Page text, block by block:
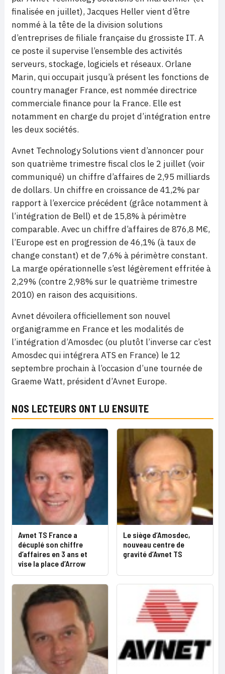
finalisée en juillet), Jacques Heller vient d’être
nommé à la tête de la division solutions
d’entreprises de filiale française du grossiste IT. A
ce poste il supervise l’ensemble des activités
serveurs, stockage, logiciels et réseaux. Orlane
Marin, qui occupait jusqu’à présent les fonctions de
country manager France, est nommée directrice
commerciale finance pour la France. Elle est
notamment en charge du projet d’intégration entre
les deux sociétés.
Avnet Technology Solutions vient d’annoncer pour
son quatrième trimestre fiscal clos le 2 juillet (voir
communiqué) un chiffre d’affaires de 2,95 milliards
de dollars. Un chiffre en croissance de 41,2% par
rapport à l’exercice précédent (grâce notamment à
l’intégration de Bell) et de 15,8% à périmètre
comparable. Avec un chiffre d’affaires de 876,8 M€,
l’Europe est en progression de 46,1% (à taux de
change constant) et de 7,6% à périmètre constant.
La marge opérationnelle s’est légèrement effritée à
2,29% (contre 2,98% sur le quatrième trimestre
2010) en raison des acquisitions.
Avnet dévoilera officiellement son nouvel
organigramme en France et les modalités de
l’intégration d’Amosdec (ou plutôt l’inverse car c’est
Amosdec qui intégrera ATS en France) le 12
septembre prochain à l’occasion d’une tournée de
Graeme Watt, président d’Avnet Europe.
NOS LECTEURS ONT LU ENSUITE
Avnet TS France a
décuplé son chiffre
d’affaires en 3 ans et
vise la place d’Arrow
Le siège d’Amosdec,
nouveau centre de
gravité d’Avnet TS